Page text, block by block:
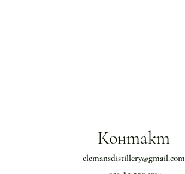
Контакт
clemansdistillery@gmail.com